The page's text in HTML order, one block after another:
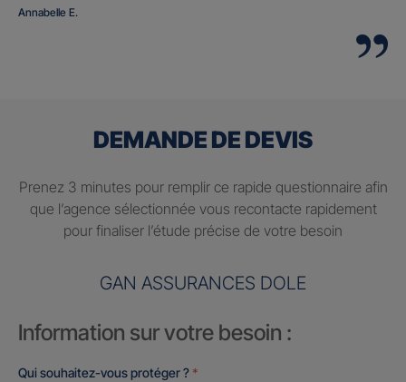
Annabelle E.
DEMANDE DE DEVIS
Prenez 3 minutes pour remplir ce rapide questionnaire afin
que l’agence sélectionnée vous recontacte rapidement
pour finaliser l’étude précise de votre besoin
GAN ASSURANCES DOLE
Information sur votre besoin :
Qui souhaitez-vous protéger ? *